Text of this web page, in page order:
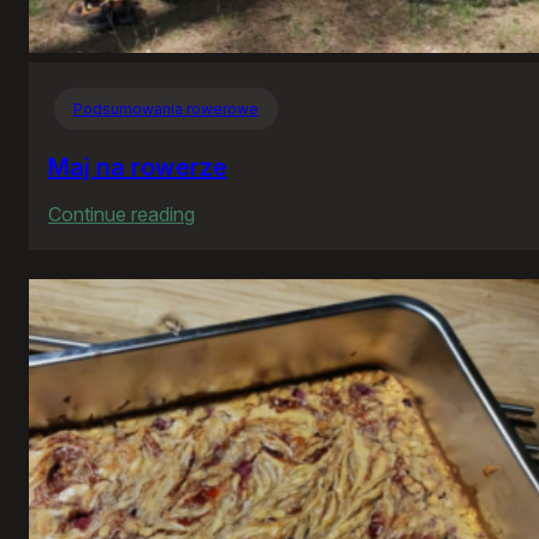
Podsumowania rowerowe
Maj na rowerze
Continue reading
na
rowerze